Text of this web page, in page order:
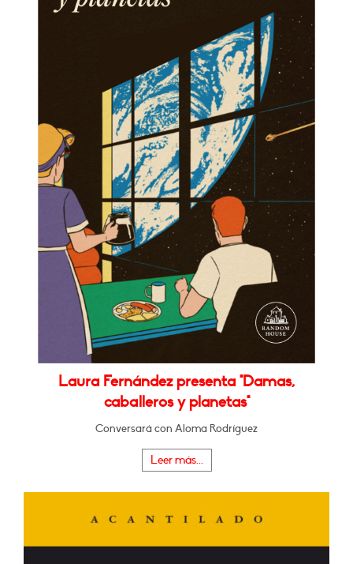
Laura Fernández presenta "Damas,
caballeros y planetas"
Conversará con Aloma Rodríguez
Leer más...